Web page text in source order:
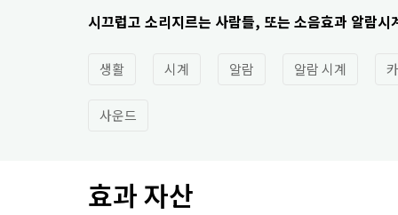
시끄럽고 소리지르는 사람들, 또는 소음효과 알람시
생활 시계 알람 알람 시계
사운드
효과 자산